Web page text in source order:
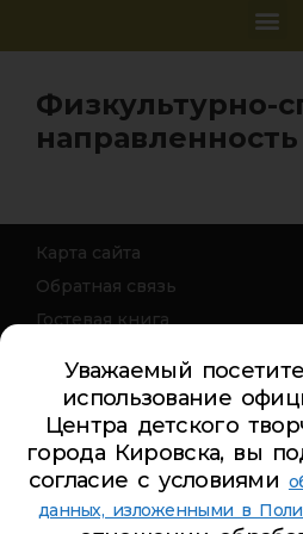
Физкультурно-
направленность
Карта сайта
Обратная связь
Гостевая книга
Телефон Ленина 5:5-44-85
Телефон Ленина 9а:4-84-99
Телефон Дзержинского 9а:5-
Телефон Советская 8:5-26-84
Адрес электронной почты:
Уважаемый
использование
Центра детского
города Кировска, вы
согласие с условиями
данных, изложенными в